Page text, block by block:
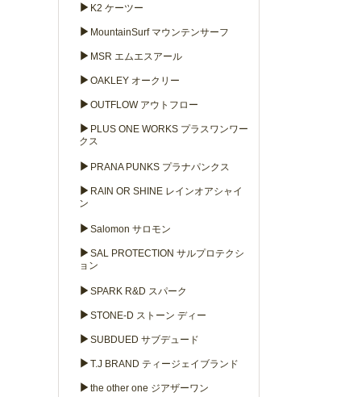
▶ K2 ケーツー
▶ MountainSurf マウンテンサーフ
▶ MSR エムエスアール
▶ OAKLEY オークリー
▶ OUTFLOW アウトフロー
▶ PLUS ONE WORKS プラスワンワー
クス
▶ PRANA PUNKS プラナパンクス
▶ RAIN OR SHINE レインオアシャイ
ン
▶ Salomon サロモン
▶ SAL PROTECTION サルプロテクシ
ョン
▶ SPARK R&D スパーク
▶ STONE-D ストーン ディー
▶ SUBDUED サブデュード
▶ T.J BRAND ティージェイブランド
▶ the other one ジアザーワン